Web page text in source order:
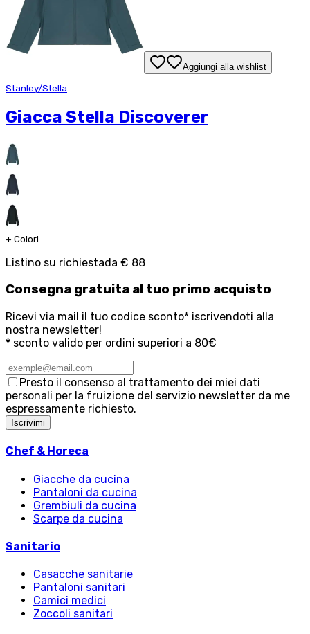
Aggiungi alla wishlist
Stanley/Stella
Giacca Stella Discoverer
+ Colori
Listino su richiestada € 88
Consegna gratuita al tuo primo acquisto
Ricevi via mail il tuo codice sconto* iscrivendoti alla
nostra newsletter!
* sconto valido per ordini superiori a 80€
Presto il consenso al trattamento dei miei dati
personali per la fruizione del servizio newsletter da me
espressamente richiesto.
Iscrivimi
Chef & Horeca
Giacche da cucina
Pantaloni da cucina
Grembiuli da cucina
Scarpe da cucina
Sanitario
Casacche sanitarie
Pantaloni sanitari
Camici medici
Zoccoli sanitari